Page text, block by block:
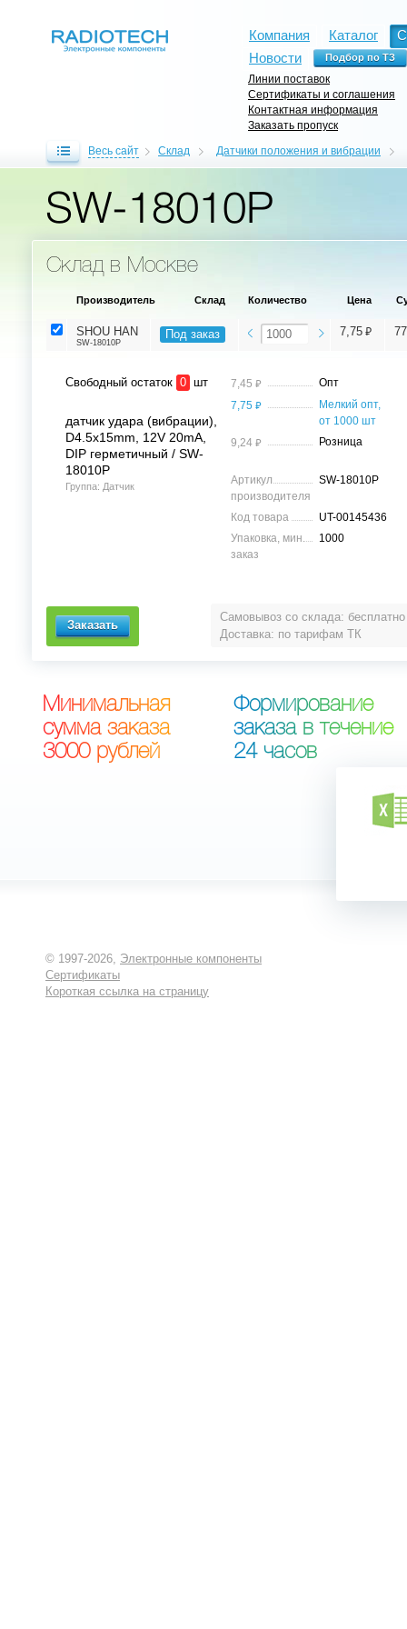
Компания Каталог
Новости
Линии поставок
Сертификаты и соглашения
Контактная информация
Заказать пропуск
Весь сайт Склад Датчики положения и вибрации
SW-18010P
Склад в Москве
Самовывоз со склада: бесплатно
Доставка: по тарифам ТК
Производитель Склад Количество Цена
SHOU HAN
SW-18010P
Под заказ 7,75 ⃏
Свободный остаток 0 шт
датчик удара (вибрации),
D4.5x15mm, 12V 20mA,
DIP герметичный / SW-
18010P
Группа: Датчик
7,45 ⃏
Опт
7,75 ⃏
Мелкий опт,
от 1000 шт
9,24 ⃏ Розница
Артикул
производителя
SW-18010P
Код товара
UT-00145436
Упаковка, мин.
заказ
1000
Минимальная
сумма заказа
3000 рублей
Формирование
заказа в течение
24 часов
© 1997-2026, Электронные компоненты
Сертификаты
Короткая ссылка на страницу